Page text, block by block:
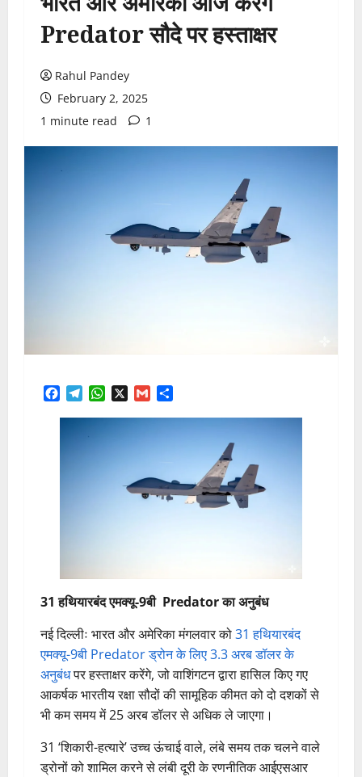
Predator सौदे पर हस्ताक्षर
Rahul Pandey
February 2, 2025
1 minute read
1
Facebook
TelegramWhatsAppGmail
31 हथियारबंद एमक्यू-9बी Predator का अनुबंध
नई दिल्लीः भारत और अमेरिका मंगलवार को31 हथियारबंद
एमक्यू-9बी Predator ड्रोन के लिए 3.3 अरब डॉलर के
अनुबंधपर हस्ताक्षर करेंगे, जो वाशिंगटन द्वारा हासिल किए गए
आकर्षक भारतीय रक्षा सौदों की सामूहिक कीमत को दो दशकों से
भी कम समय में 25 अरब डॉलर से अधिक ले जाएगा।
31 ‘शिकारी-हत्यारे’ उच्च ऊंचाई वाले, लंबे समय तक चलने वाले
ड्रोनों को शामिल करने से लंबी दूरी के रणनीतिक आईएसआर